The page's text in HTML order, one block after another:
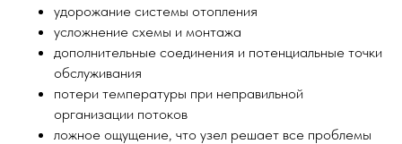
удорожание системы отопления
усложнение схемы и монтажа
дополнительные соединения и потенциальные точки
обслуживания
потери температуры при неправильной
организации потоков
ложное ощущение, что узел решает все проблемы